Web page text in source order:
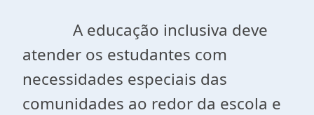
A educação inclusiva deve
atender os estudantes com
necessidades especiais das
comunidades ao redor da escola e